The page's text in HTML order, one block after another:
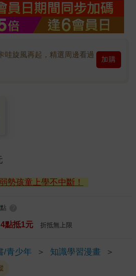
哇旋風再起，精選周邊看過
加購
勢孩童上學不中斷！
點
點抵1元 折抵無上限
/青少年 ＞ 知識學習漫畫
＞